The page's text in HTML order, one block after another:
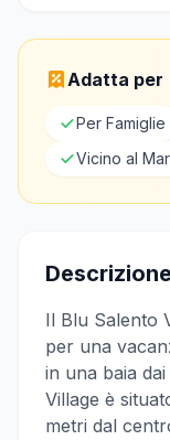
Adatta per
Per Famiglie
Vicino al
Descrizione
Il Blu Salento
per una
in una baia
Village è
metri dal